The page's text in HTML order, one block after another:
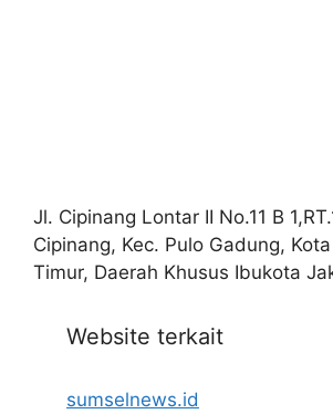
Jl. Cipinang Lontar II No.11 B
Cipinang, Kec. Pulo Gadung,
Timur, Daerah Khusus Ibukota
Website terkait
sumselnews.id